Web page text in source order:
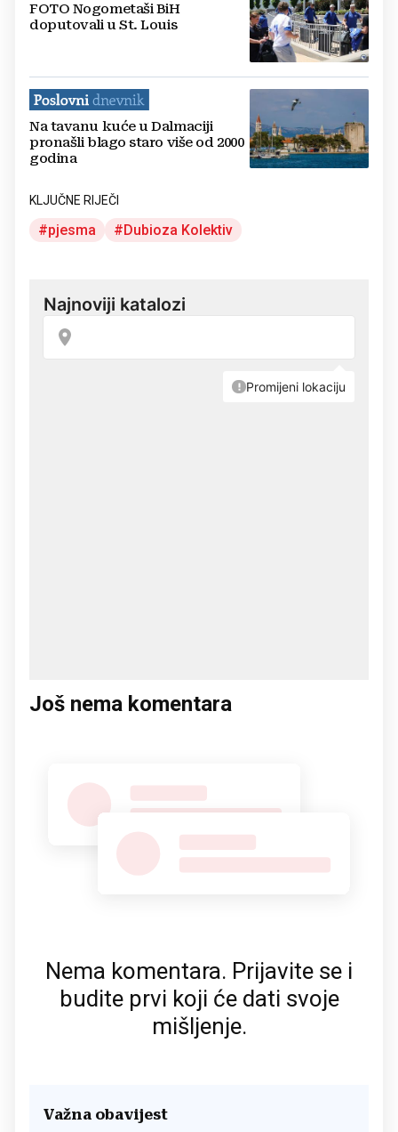
FOTO Nogometaši BiH
doputovali u St. Louis
Na tavanu kuće u Dalmaciji
pronašli blago staro više od 2000
godina
KLJUČNE RIJEČI
pjesma Dubioza Kolektiv
Još nema komentara
Nema komentara. Prijavite se i
budite prvi koji će dati svoje
mišljenje.
Važna obavijest